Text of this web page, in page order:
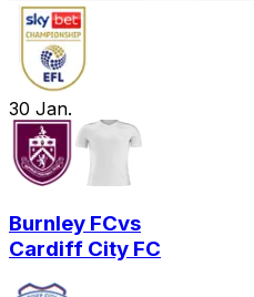
30 Jan.
Burnley FCvs
Cardiff City FC